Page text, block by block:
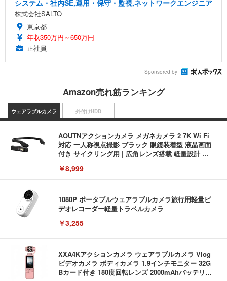
システム・社内SE,運用・保守・監視,ネットワークエンジニア
株式会社SALTO
東京都
年収350万円～650万円
正社員
Sponsored by
Amazon売れ筋ランキング
ウェアラブルカメラ
AOUTNアクションカメラ メガネカメラ 2 7K Wi Fi
対応 一人称視点撮影 ブラック 眼鏡装着型 液晶画面
付き サイクリング用 | 広角レンズ搭載 軽量設計 簡
軽量ボディ設計 録音機能対応 着脱しやすい構造 旅
行記録にも使いやすい (S111 ブラック + イヤーフッ
￥8,999
1080P ポータブルウェアラブルカメラ旅行用軽量ビ
デオレコーダー軽量トラベルカメラ
￥3,255
XXA4Kアクションカメラ ウェアラブルカメラ Vlog
ビデオカメラ ボディカメラ 1.9インチモニター 32G
Bカード付き 180度回転レンズ 2000mAhバッテリー
外付けHDD